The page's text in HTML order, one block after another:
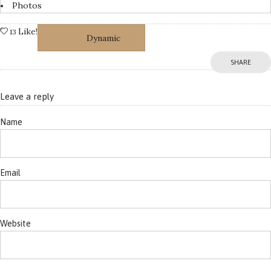
Photos
13 Like!
Dynamic
SHARE
Leave a reply
Name
Email
Website